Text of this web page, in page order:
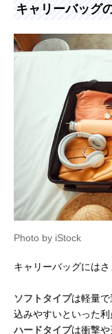
キャリーバッグ
Photo by iStock
キャリーバッグには
ソフトタイプは軽量
込みやすいといった
ハードタイプは衝撃や